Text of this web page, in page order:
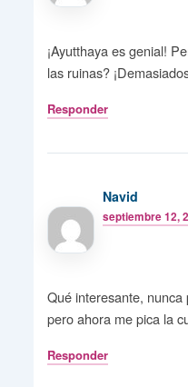
¡Ayutthaya es genial!
las ruinas?
Responder
Navid
septiembre 12,
Qué interesante,
pero ahora me pica la
Responder